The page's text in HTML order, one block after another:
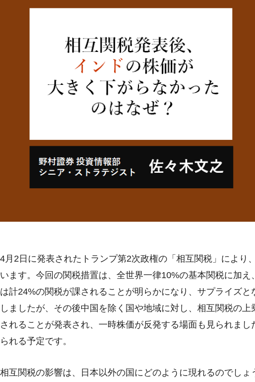
4月2日に発表されたトランプ第2次政権の「相互関税」により
います。今回の関税措置は、全世界一律10%の基本関税に加
は計24%の関税が課されることが明らかになり、サプライズ
しましたが、その後中国を除く国や地域に対し、相互関税の
されることが発表され、一時株価が反発する場面も見られま
られる予定です。
相互関税の影響は、日本以外の国にどのように現れるのでし